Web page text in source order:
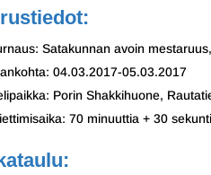
Satakunnan avoin
04.03.2017-05.03.2017
Porin Shakkihuone,
70 minuuttia + 30